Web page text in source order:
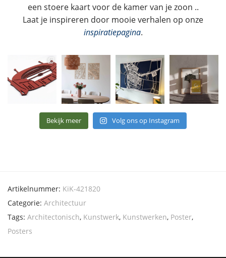
een stoere kaart voor de kamer van je zoon ..
Laat je inspireren door mooie verhalen op onze
inspiratiepagina.
Bekijk meer Volg ons op Instagram
Artikelnummer: KiK-421820
Categorie: Architectuur
Tags: Architectonisch, Kunstwerk, Kunstwerken, Poster,
Posters